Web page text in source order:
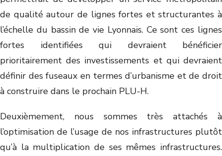
de qualité autour de lignes fortes et structurantes à
l’échelle du bassin de vie Lyonnais. Ce sont ces lignes
fortes identifiées qui devraient bénéficier
prioritairement des investissements et qui devraient
définir des fuseaux en termes d’urbanisme et de droit
à construire dans le prochain PLU-H.
Deuxièmement, nous sommes très attachés à
l’optimisation de l’usage de nos infrastructures plutôt
qu’à la multiplication de ses mêmes infrastructures.